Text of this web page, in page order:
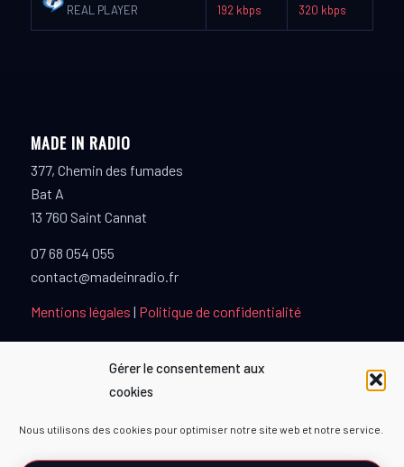
Gérer le consentement aux
cookies
Nous utilisons des cookies pour optimiser notre site web et notre service.
REAL PLAYER 192 kbps 320 kbps
MADE IN RADIO
377, Chemin des fumades
Bat A
13 760 Saint Cannat
07 68 054 055
contact@madeinradio.fr
Mentions légales | Politique de confidentialité
PARTENAIRES
TOPMUSIQUE80